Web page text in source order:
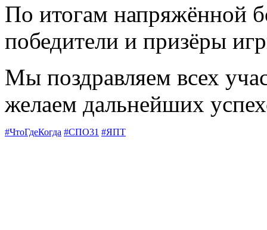
По итогам напряжённой
победители и призёры
Мы поздравляем всех
желаем дальнейших
#ЧтоГдеКогда #СПО31 #ЯПТ